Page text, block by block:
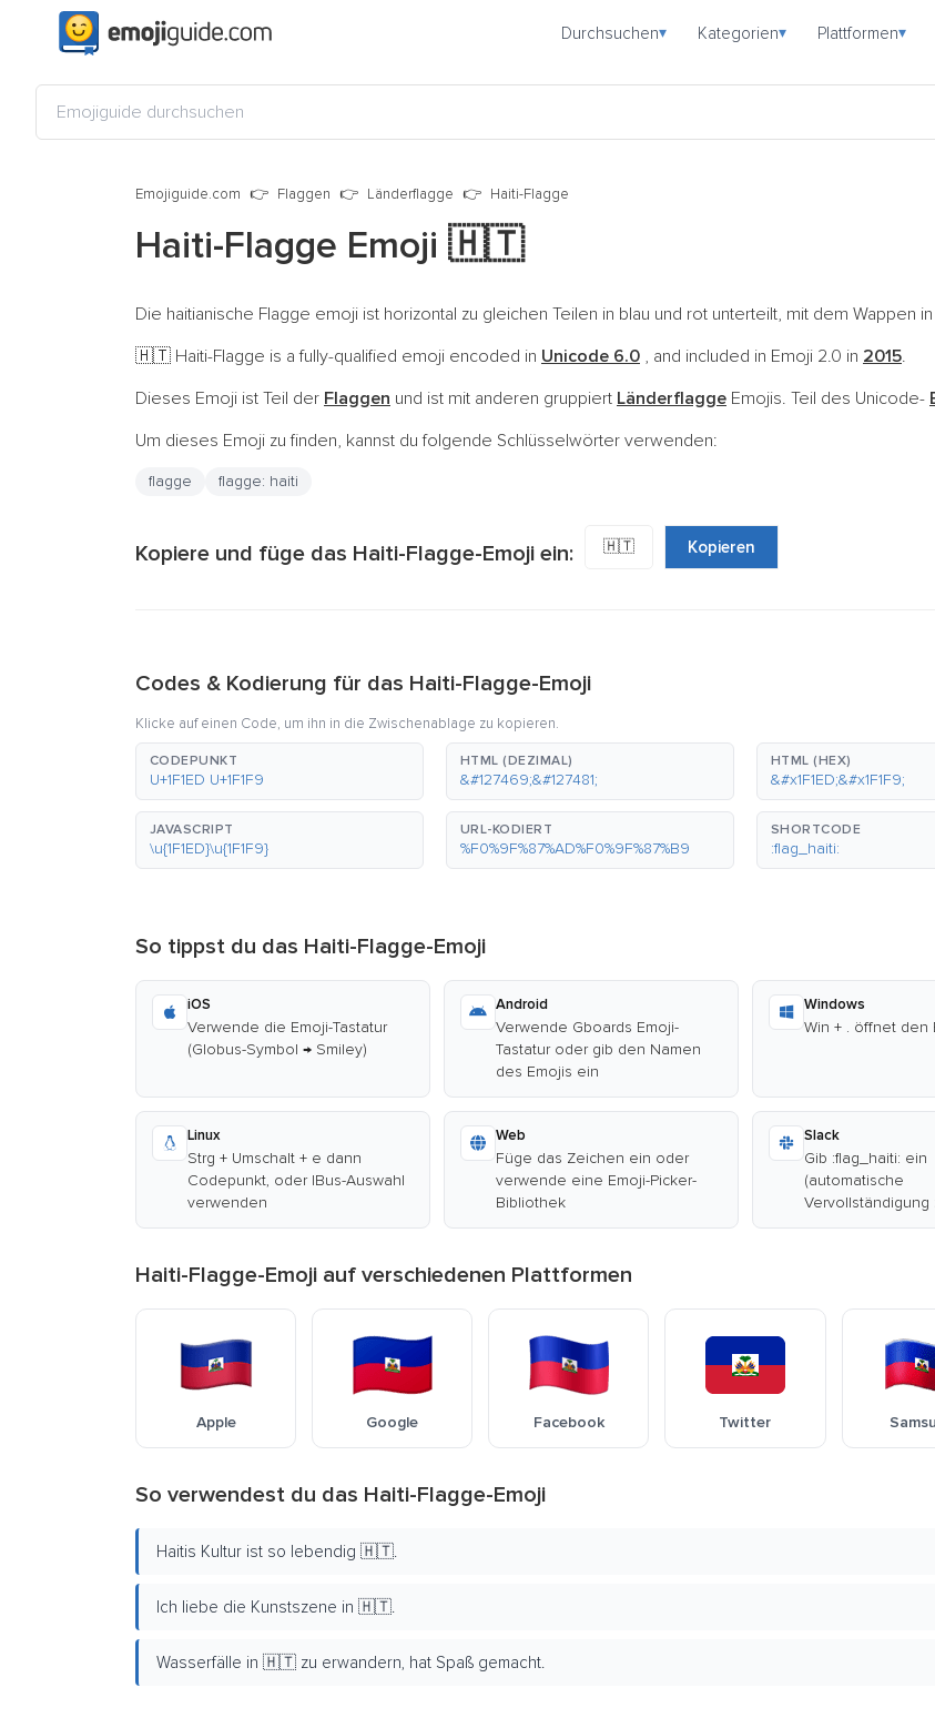
Durchsuchen▾ Kategorien▾ Plattformen▾
Emojiguide.com Flaggen Länderflagge Haiti-Flagge
Haiti-Flagge Emoji 🇭🇹
Die haitianische Flagge emoji ist horizontal zu gleichen Teilen in blau und rot unterteilt, mit dem Wappen
🇭🇹 Haiti-Flagge is a fully-qualified emoji encoded in Unicode 6.0 , and included in Emoji 2.0 in 2015.
Dieses Emoji ist Teil der Flaggen und ist mit anderen gruppiert Länderflagge Emojis. Teil des Unicode-
Um dieses Emoji zu finden, kannst du folgende Schlüsselwörter verwenden:
flagge flagge: haiti
Kopiere und füge das Haiti-Flagge-Emoji ein: 🇭🇹 Kopieren
Codes & Kodierung für das Haiti-Flagge-Emoji
Klicke auf einen Code, um ihn in die Zwischenablage zu kopieren.
CODEPUNKT
U+1F1ED U+1F1F9
HTML (DEZIMAL)
&#127469;&#127481;
HTML (HEX)
&#x1F1ED;&#x1F1F9;
JAVASCRIPT
\u{1F1ED}\u{1F1F9}
URL-KODIERT
%F0%9F%87%AD%F0%9F%87%B9
SHORTCODE
:flag_haiti:
So tippst du das Haiti-Flagge-Emoji
iOS
Verwende die Emoji-Tastatur
(Globus-Symbol → Smiley)
Android
Verwende Gboards Emoji-
Tastatur oder gib den Namen
des Emojis ein
Windows
Win + . öffnet den
Linux
Strg + Umschalt + e dann
Codepunkt, oder IBus-Auswahl
verwenden
Web
Füge das Zeichen ein oder
verwende eine Emoji-Picker-
Bibliothek
Slack
Gib :flag_haiti: ein
(automatische
Vervollständigung
Haiti-Flagge-Emoji auf verschiedenen Plattformen
Apple Google Facebook Twitter
So verwendest du das Haiti-Flagge-Emoji
Haitis Kultur ist so lebendig 🇭🇹.
Ich liebe die Kunstszene in 🇭🇹.
Wasserfälle in 🇭🇹 zu erwandern, hat Spaß gemacht.